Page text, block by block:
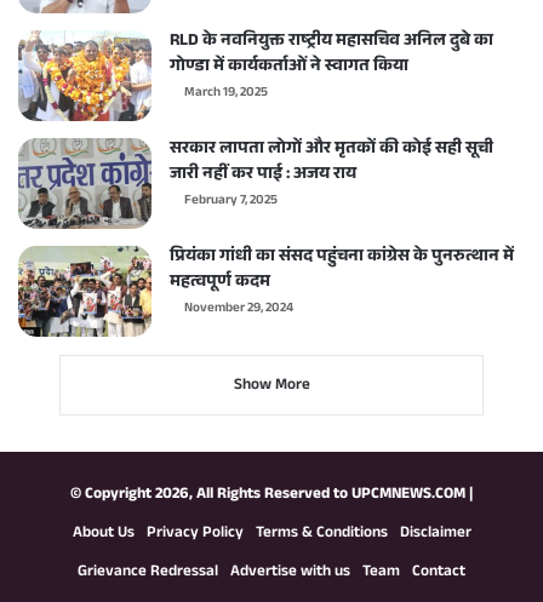
RLD के नवनियुक्त राष्ट्रीय महासचिव अनिल दुबे का
गोण्डा में कार्यकर्ताओं ने स्वागत किया
March 19, 2025
सरकार लापता लोगों और मृतकों की कोई सही सूची
जारी नहीं कर पाई : अजय राय
February 7, 2025
प्रियंका गांधी का संसद पहुंचना कांग्रेस के पुनरुत्थान में
महत्वपूर्ण कदम
November 29, 2024
Show More
© Copyright 2026, All Rights Reserved toUPCMNEWS.COM|
About Us Privacy Policy Terms & Conditions Disclaimer
Grievance Redressal Advertise with us Team Contact